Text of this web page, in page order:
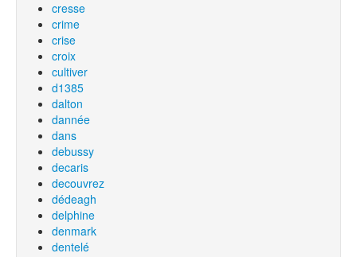
cresse
crime
crise
croix
cultiver
d1385
dalton
dannée
dans
debussy
decaris
decouvrez
dédeagh
delphine
denmark
dentelé